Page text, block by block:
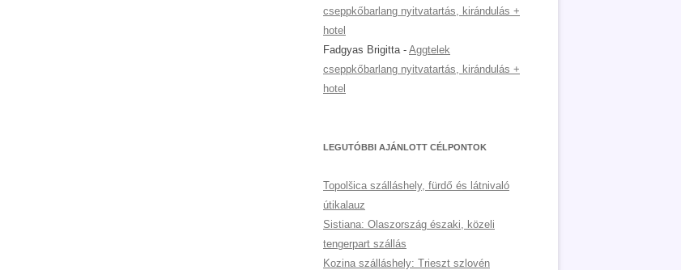
cseppkőbarlang nyitvatartás, kirándulás +
hotel
Fadgyas Brigitta- Aggtelek
cseppkőbarlang nyitvatartás, kirándulás +
hotel
LEGUTÓBBI AJÁNLOTT CÉLPONTOK
Topolšica szálláshely, fürdő és látnivaló
útikalauz
Sistiana: Olaszország északi, közeli
tengerpart szállás
Kozina szálláshely: Trieszt szlovén